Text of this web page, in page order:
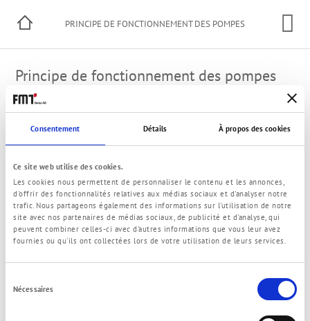
Consentement Détails À propos des cookies
Ce site web utilise des cookies.
Les cookies nous permettent de personnaliser le contenu et les annonces,
d'offrir des fonctionnalités relatives aux médias sociaux et d'analyser notre
trafic. Nous partageons également des informations sur l'utilisation de notre
site avec nos partenaires de médias sociaux, de publicité et d'analyse, qui
peuvent combiner celles-ci avec d'autres informations que vous leur avez
fournies ou qu'ils ont collectées lors de votre utilisation de leurs services.
du
Nécessaires
PRINCIPE DE FONCTIONNEMENT DES POMPES
Principe de fonctionnement des pompes
Vous trouverez ici toutes les informations concernant le
fonctionnement des différents types de pompes suivantes:
Pompe à engrenage
© 2021 FMT Swiss AG
Informations légales
Politique de confidentialité Termes et Conditions